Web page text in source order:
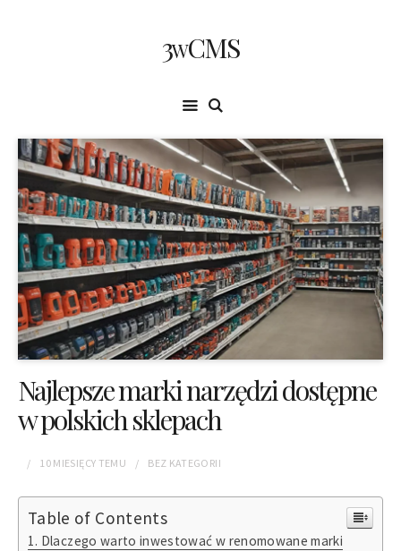
3wCMS
Najlepsze marki narzędzi dostępne
w polskich sklepach
10 MIESIĘCY TEMU BEZ KATEGORII
Table of Contents
Dlaczego warto inwestować w renomowane marki